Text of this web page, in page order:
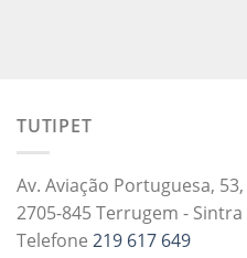
TUTIPET
Av. Aviação Portuguesa, 53,
2705-845 Terrugem - Sintra
Telefone 219 617 649